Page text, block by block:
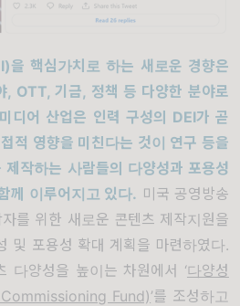
을 핵심가치로 하는 새로운 경향은
, OTT, 기금, 정책 등 다양한 분야로
디어 산업은 인력 구성의 DEI가 곧
적 영향을 미친다는 것이 연구 등을
제작하는 사람들의 다양성과 포용성
께 이루어지고 있다. 미국 공영방송
를 위한 새로운 콘텐츠 제작지원을
및 포용성 확대 계획을 마련하였다.
다양성을 높이는 차원에서 ‘다양성
Fund)’를 조성하고